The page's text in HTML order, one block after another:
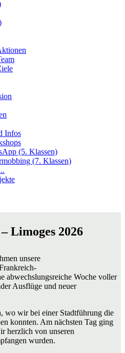
Infos
(5. Klassen)
(7. Klassen)
Limoges 2026
unsere
abwechslungsreiche Woche voller
Ausflüge und neuer
wo wir bei einer Stadtführung die
konnten. Am nächsten Tag ging
herzlich von unseren
wurden.